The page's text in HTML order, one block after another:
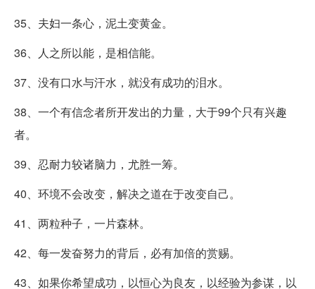
35、夫妇一条心，泥土变黄金。
36、人之所以能，是相信能。
37、没有口水与汗水，就没有成功的泪水。
38、一个有信念者所开发出的力量，大于99个只有兴趣
者。
39、忍耐力较诸脑力，尤胜一筹。
40、环境不会改变，解决之道在于改变自己。
41、两粒种子，一片森林。
42、每一发奋努力的背后，必有加倍的赏赐。
43、如果你希望成功，以恒心为良友，以经验为参谋，以